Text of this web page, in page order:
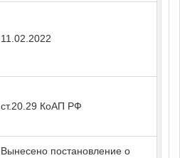
11.02.2022
ст.20.29 КоАП РФ
Вынесено постановление о